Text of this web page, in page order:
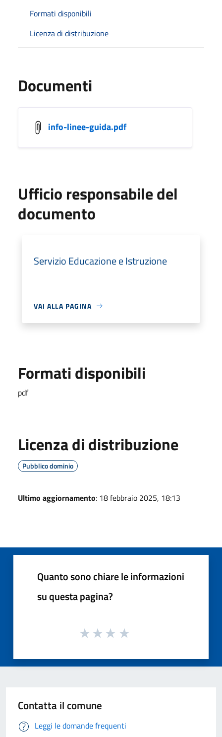
Formati disponibili
Licenza di distribuzione
Documenti
info-linee-guida.pdf
Ufficio responsabile del
documento
Servizio Educazione e Istruzione
VAI ALLA PAGINA
Formati disponibili
pdf
Licenza di distribuzione
Pubblico dominio
Ultimo aggiornamento: 18 febbraio 2025, 18:13
Quanto sono chiare le informazioni
su questa pagina?
Contatta il comune
Leggi le domande frequenti